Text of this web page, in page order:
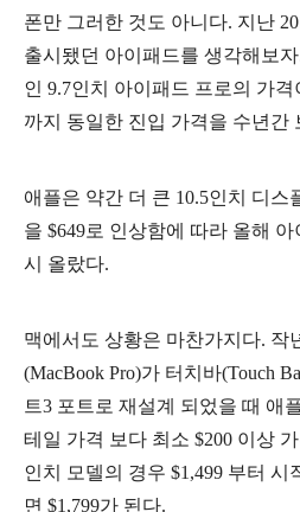
폰만 그러한 것도 아니다. 지난
출시됐던 아이패드를 생각해보
인 9.7인치 아이패드 프로의 가격
까지 동일한 진입 가격을 수년간
애플은 약간 더 큰 10.5인치 디스
을 $649로 인상함에 따라 올해
시 올랐다.
맥에서도 상황은 마찬가지다. 작
(MacBook Pro)가 터치바(Touch
트3 포트로 재설계 되었을 때 애
테일 가격 보다 최소 $200 이상
인치 모델의 경우 $1,499 부터
면 $1,799가 된다.